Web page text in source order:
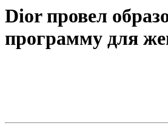
Dior провел
программу для